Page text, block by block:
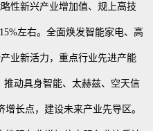
性新兴产业增加值、规上高技
左右。全面焕发智能家电、高
业新活力，重点行业先进产能
推动具身智能、太赫兹、空天信
长点，建设未来产业先导区。